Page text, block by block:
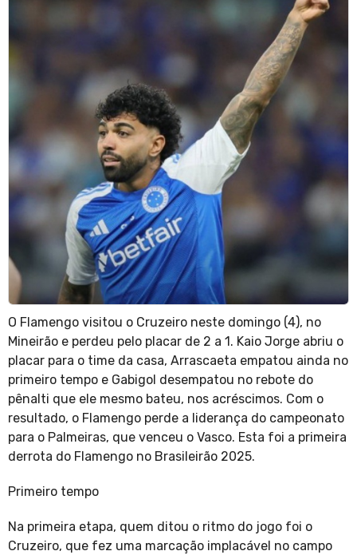
O Flamengo visitou o Cruzeiro neste domingo (4), no
Mineirão e perdeu pelo placar de 2 a 1. Kaio Jorge abriu o
placar para o time da casa, Arrascaeta empatou ainda no
primeiro tempo e Gabigol desempatou no rebote do
pênalti que ele mesmo bateu, nos acréscimos. Com o
resultado, o Flamengo perde a liderança do campeonato
para o Palmeiras, que venceu o Vasco. Esta foi a primeira
derrota do Flamengo no Brasileirão 2025.
Primeiro tempo
Na primeira etapa, quem ditou o ritmo do jogo foi o
Cruzeiro, que fez uma marcação implacável no campo